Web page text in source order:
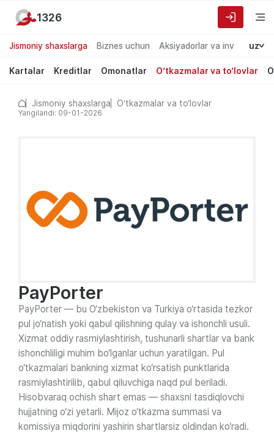
Jismoniy shaxslarga Biznes uchun Aksiyadorlar va investorlarga
uz
Kartalar Kreditlar Omonatlar O‘tkazmalar va to‘lovlar
1326
Jismoniy shaxslarga O‘tkazmalar va to‘lovlar
Yangilandi: 09-01-2026
PayPorter
PayPorter — bu O‘zbekiston va Turkiya o‘rtasida tezkor
pul jo‘natish yoki qabul qilishning qulay va ishonchli usuli.
Xizmat oddiy rasmiylashtirish, tushunarli shartlar va bank
ishonchliligi muhim bo‘lganlar uchun yaratilgan. Pul
o‘tkazmalari bankning xizmat ko‘rsatish punktlarida
rasmiylashtirilib, qabul qiluvchiga naqd pul beriladi.
Hisobvaraq ochish shart emas — shaxsni tasdiqlovchi
hujjatning o‘zi yetarli. Mijoz o‘tkazma summasi va
komissiya miqdorini yashirin shartlarsiz oldindan ko‘radi.